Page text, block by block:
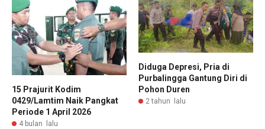
15 Prajurit Kodim
0429/Lamtim Naik Pangkat
Periode 1 April 2026
4 bulan lalu
Diduga Depresi, Pria di
Purbalingga Gantung Diri di
Pohon Duren
2 tahun lalu